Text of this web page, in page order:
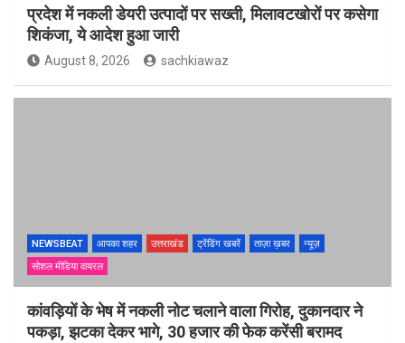
प्रदेश में नकली डेयरी उत्पादों पर सख्ती, मिलावटखोरों पर कसेगा
शिकंजा, ये आदेश हुआ जारी
August 8, 2026 sachkiawaz
NEWSBEAT आपका शहर उत्तराखंड ट्रेंडिंग खबरें ताज़ा ख़बर
न्यूज़
सोशल मीडिया वायरल
कांवड़ियों के भेष में नकली नोट चलाने वाला गिरोह, दुकानदार ने
पकड़ा, झटका देकर भागे, 30 हजार की फेक करेंसी बरामद